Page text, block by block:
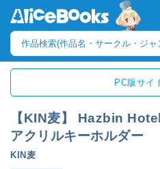
PC版サイ
【KIN麦】 Hazbin
アクリルキーホルダー
KIN麦